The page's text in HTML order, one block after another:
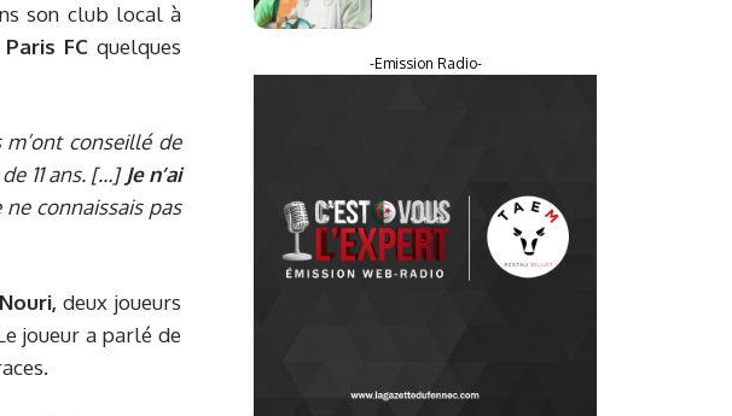
son club local à
Paris FC quelques
m’ont conseillé de
11 ans. […] Je n’ai
connaissais pas
deux joueurs
joueur a parlé de
-Emission Radio-